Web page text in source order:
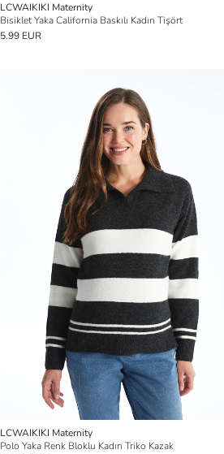
LCWAIKIKI Maternity
Bisiklet Yaka California Baskılı Kadın Tişört
5.99 EUR
LCWAIKIKI Maternity
Polo Yaka Renk Bloklu Kadın Triko Kazak